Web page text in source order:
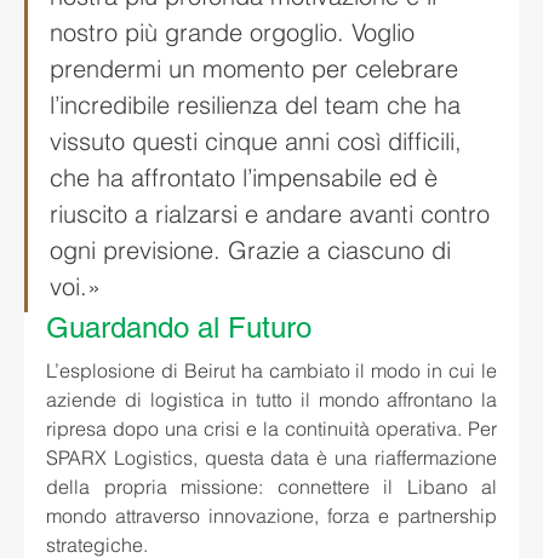
nostro più grande orgoglio. Voglio
prendermi un momento per celebrare
l’incredibile resilienza del team che ha
vissuto questi cinque anni così difficili,
che ha affrontato l’impensabile ed è
riuscito a rialzarsi e andare avanti contro
ogni previsione. Grazie a ciascuno di
voi.»
Guardando al Futuro
L’esplosione di Beirut ha cambiato il modo in cui le
aziende di logistica in tutto il mondo affrontano la
ripresa dopo una crisi e la continuità operativa. Per
SPARX Logistics, questa data è una riaffermazione
della propria missione: connettere il Libano al
mondo attraverso innovazione, forza e partnership
strategiche.